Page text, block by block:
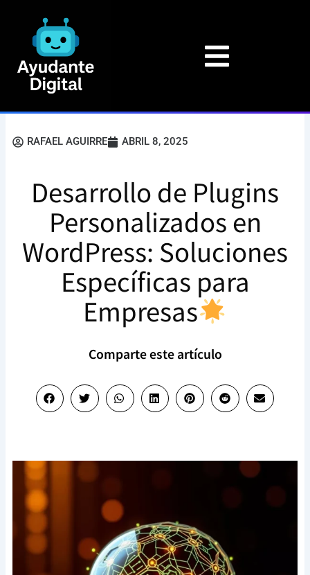
contenido
RAFAEL AGUIRRE ABRIL 8, 2025
Desarrollo de Plugins
Personalizados en
WordPress: Soluciones
Específicas para
Empresas
Comparte este artículo